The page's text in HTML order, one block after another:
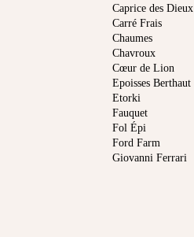
Caprice des Dieux
Carré Frais
Chaumes
Chavroux
Cœur de Lion
Epoisses Berthaut
Etorki
Fauquet
Fol Épi
Ford Farm
Giovanni Ferrari